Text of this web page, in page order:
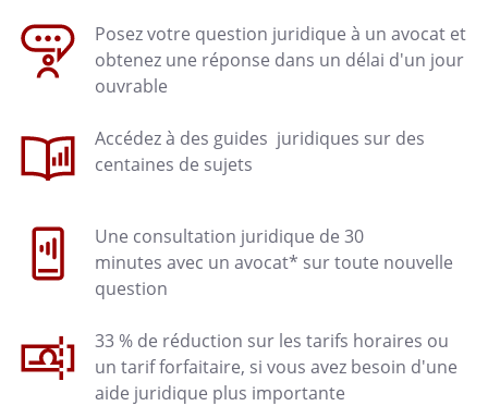
Posez votre question juridique à un avocat et
obtenez une réponse dans un délai d'un jour
ouvrable
Accédez à des guides juridiques sur des
centaines de sujets
Une consultation juridique de 30
minutes avec un avocat* sur toute nouvelle
question
33 % de réduction sur les tarifs horaires ou
un tarif forfaitaire, si vous avez besoin d'une
aide juridique plus importante